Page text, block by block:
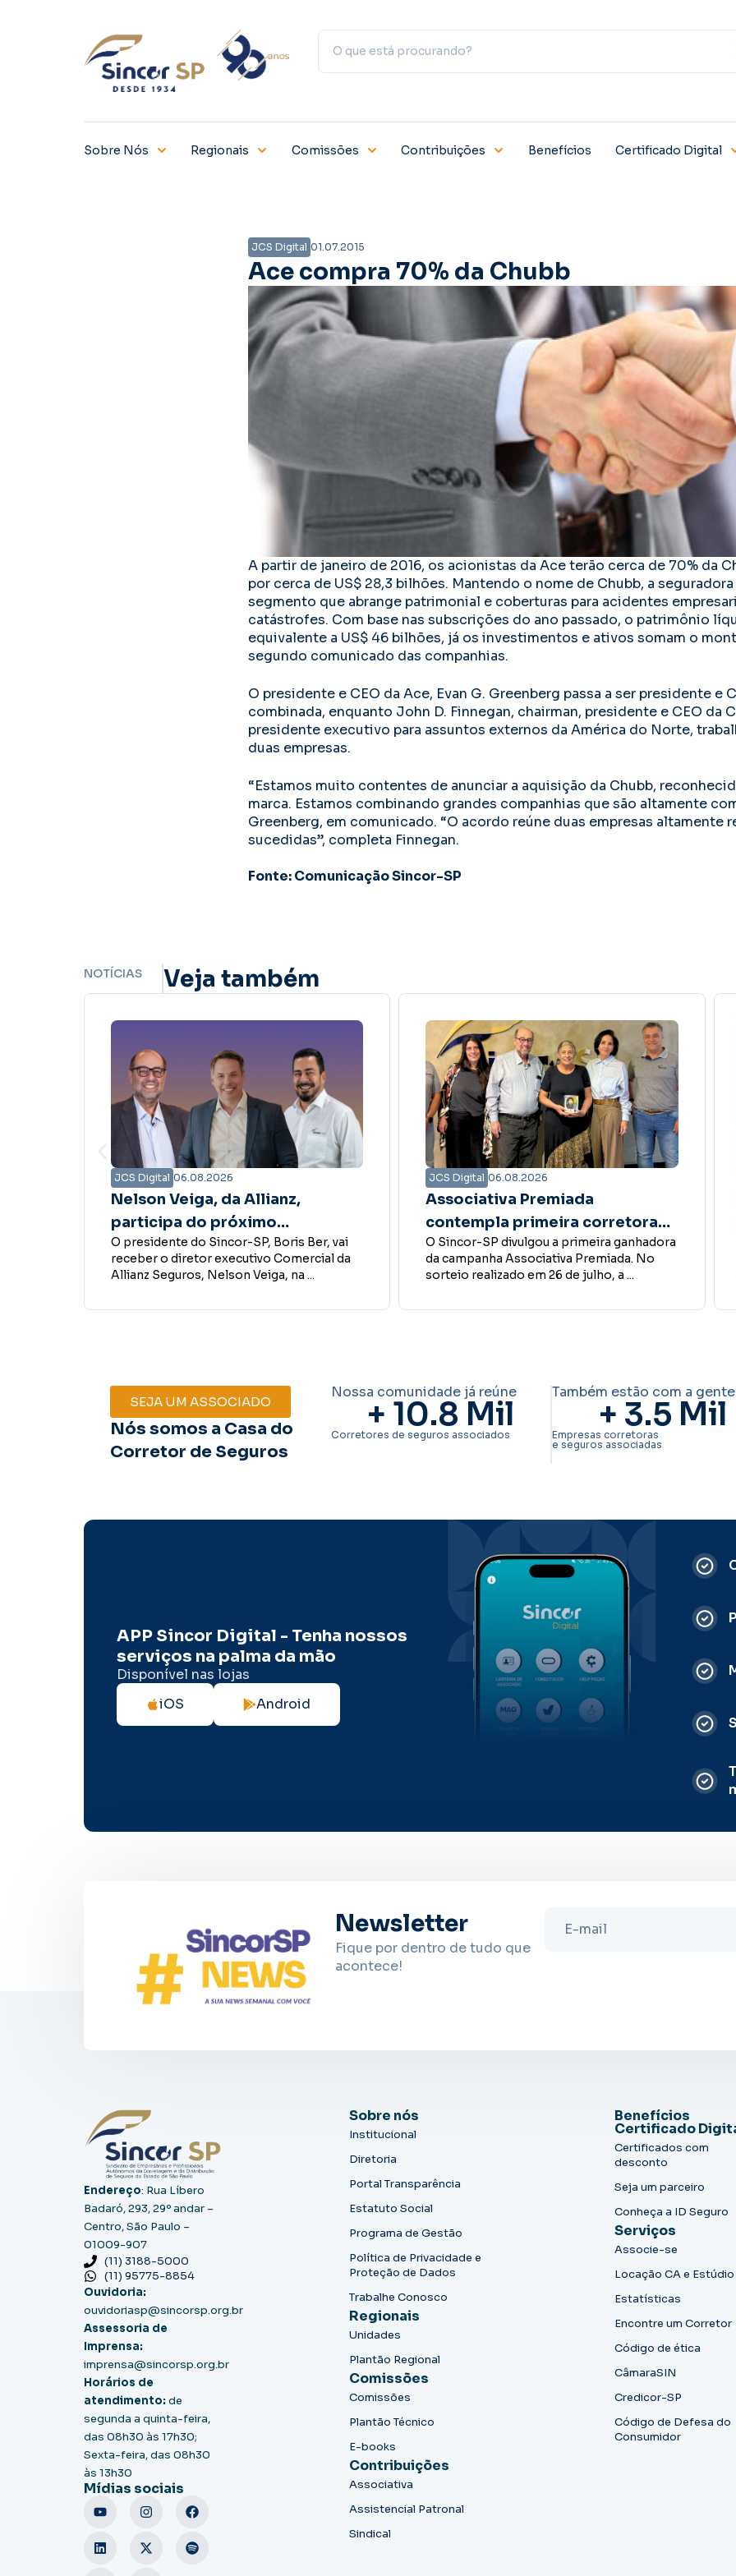
Sobre Nós Regionais Comissões Contribuições Benefícios Certificado Digital
JCS Digital 01.07.2015
Ace compra 70% da Chubb
A partir de janeiro de 2016, os acionistas da Ace terão cerca de 70% da
por cerca de US$ 28,3 bilhões. Mantendo o nome de Chubb, a
segmento que abrange patrimonial e coberturas para acidentes
catástrofes. Com base nas subscrições do ano passado, o patrimônio
equivalente a US$ 46 bilhões, já os investimentos e ativos somam o
segundo comunicado das companhias.
O presidente e CEO da Ace, Evan G. Greenberg passa a ser presidente e
combinada, enquanto John D. Finnegan, chairman, presidente e CEO da
presidente executivo para assuntos externos da América do Norte,
duas empresas.
“Estamos muito contentes de anunciar a aquisição da Chubb,
marca. Estamos combinando grandes companhias que são altamente
Greenberg, em comunicado. “O acordo reúne duas empresas altamente
sucedidas”, completa Finnegan.
Fonte: Comunicação Sincor-SP
NOTÍCIAS Veja também
JCS Digital 06.08.2026
Associativa Premiada
contempla primeira corretora
de seguros com prêmio de R$ 5
mil
O Sincor-SP divulgou a primeira ganhadora
da campanha Associativa Premiada. No
sorteio realizado em 26 de julho, a ...
JCS Digital 06.08.2026
Bate-papo Online aborda
gestão, processos e delegação
nas corretoras de seguros
No dia 6 de agosto, o Sincor-SP realizou
mais uma edição do Bate-papo Online. O
encontro teve como ...
SEJA UM ASSOCIADO
Nós somos a Casa do
Corretor de Seguros
Nossa comunidade já reúne
+ 10.8 Mil
Corretores de seguros associados
Também estão com a gente
+ 3.5 Mil
Empresas corretoras
e seguros associadas
APP Sincor Digital - Tenha nossos
serviços na palma da mão
Disponível nas lojas
iOS
Android
Newsletter
Fique por dentro de tudo que
acontece!
Endereço: Rua Líbero
Badaró, 293, 29º andar –
Centro, São Paulo –
01009-907
(11) 3188-5000
(11) 95775-8854
Ouvidoria:
ouvidoriasp@sincorsp.org.br
Assessoria de
Imprensa:
imprensa@sincorsp.org.br
Horários de
atendimento: de
segunda a quinta-feira,
das 08h30 às 17h30;
Sexta-feira, das 08h30
às 13h30
Mídias sociais
Sobre nós
Institucional
Diretoria
Portal Transparência
Estatuto Social
Programa de Gestão
Política de Privacidade e
Proteção de Dados
Trabalhe Conosco
Regionais
Unidades
Plantão Regional
Comissões
Comissões
Plantão Técnico
E-books
Contribuições
Associativa
Assistencial Patronal
Sindical
Benefícios
Certificado
Certificados com
desconto
Seja um parceiro
Conheça a ID Seguro
Serviços
Associe-se
Locação CA e Estúdio
Estatísticas
Encontre um Corretor
Código de ética
CâmaraSIN
Credicor-SP
Código de Defesa do
Consumidor